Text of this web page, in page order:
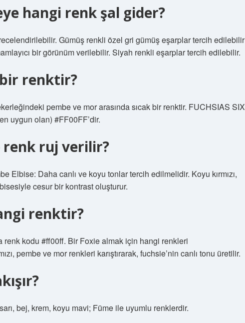
hangi renk şal gider?
Gümüş renkli özel gri gümüş eşarplar tercih edilebilir
bir görünüm verilebilir. Siyah renkli eşarplar tercih edilebilir.
bir renktir?
pembe ve mor arasında sıcak bir renktir. FUCHSIAS SIX
uygun olan) #FF00FF’dir.
renk ruj verilir?
Elbise: Daha canlı ve koyu tonlar tercih edilmelidir. Koyu kırmızı,
cesur bir kontrast oluşturur.
renktir?
renk kodu #ff00ff. Bir Foxie almak için hangi renkleri
pembe ve mor renkleri karıştırarak, fuchsie’nin canlı tonu üretilir.
bej, krem, koyu mavi; Füme ile uyumlu renklerdir.